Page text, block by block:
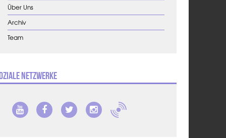
Über Uns
Archiv
Team
Netzwerke